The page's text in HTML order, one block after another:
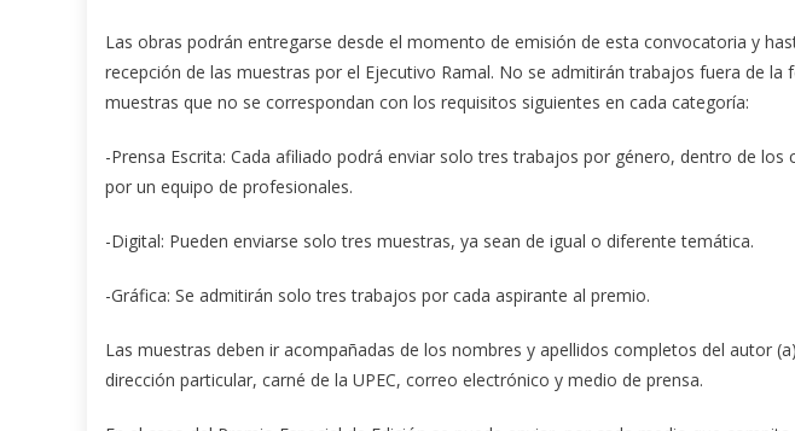
Las obras podrán entregarse desde el momento de emisión de esta convocatoria y
recepción de las muestras por el Ejecutivo Ramal. No se admitirán trabajos fuera de la
muestras que no se correspondan con los requisitos siguientes en cada categoría:
-Prensa Escrita: Cada afiliado podrá enviar solo tres trabajos por género, dentro de los
por un equipo de profesionales.
-Digital: Pueden enviarse solo tres muestras, ya sean de igual o diferente temática.
-Gráfica: Se admitirán solo tres trabajos por cada aspirante al premio.
Las muestras deben ir acompañadas de los nombres y apellidos completos del autor
dirección particular, carné de la UPEC, correo electrónico y medio de prensa.